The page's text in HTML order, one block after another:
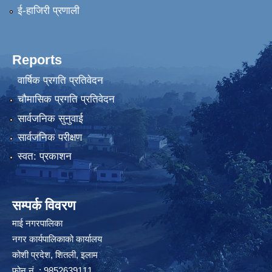
ई-हाजिरी प्रणाली
Reports
वार्षिक प्रगति प्रतिवेदन
चौमासिक प्रगति प्रतिवेदन
सार्वजनिक सुनुवाई
सार्वजनिक परीक्षण
स्वत: प्रकाशन
सम्पर्क विवरण
माई नगरपालिका
नगर कार्यपालिकाको कार्यालय
कोशी प्रदेश, शितली, इलाम